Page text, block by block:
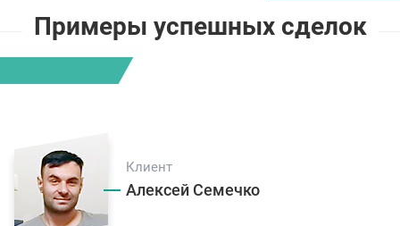
Примеры успешных сделок
Клиент
Алексей Семечко